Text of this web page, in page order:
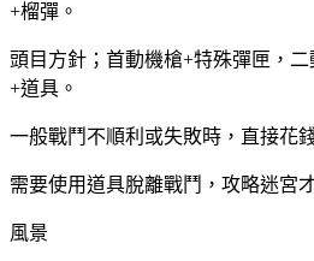
+榴彈。
頭目方針；首動機槍+特殊彈匣，
+道具。
一般戰鬥不順利或失敗時，直接花
需要使用道具脫離戰鬥，攻略迷宮
風景